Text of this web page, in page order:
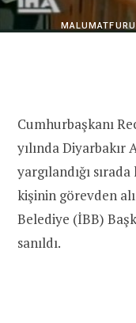
Cumhurbaşkanı
yılında Diyarbakır
yargılandığı
kişinin görevden
Belediye (İBB)
sanıldı.